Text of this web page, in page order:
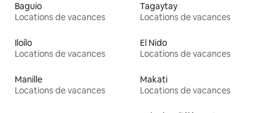
Baguio
Locations de vacances
Tagaytay
Locations de vacances
Iloílo
Locations de vacances
El Nido
Locations de vacances
Manille
Locations de vacances
Makati
Locations de vacances